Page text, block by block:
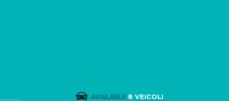
AVAILABLE 8 VEICOLI